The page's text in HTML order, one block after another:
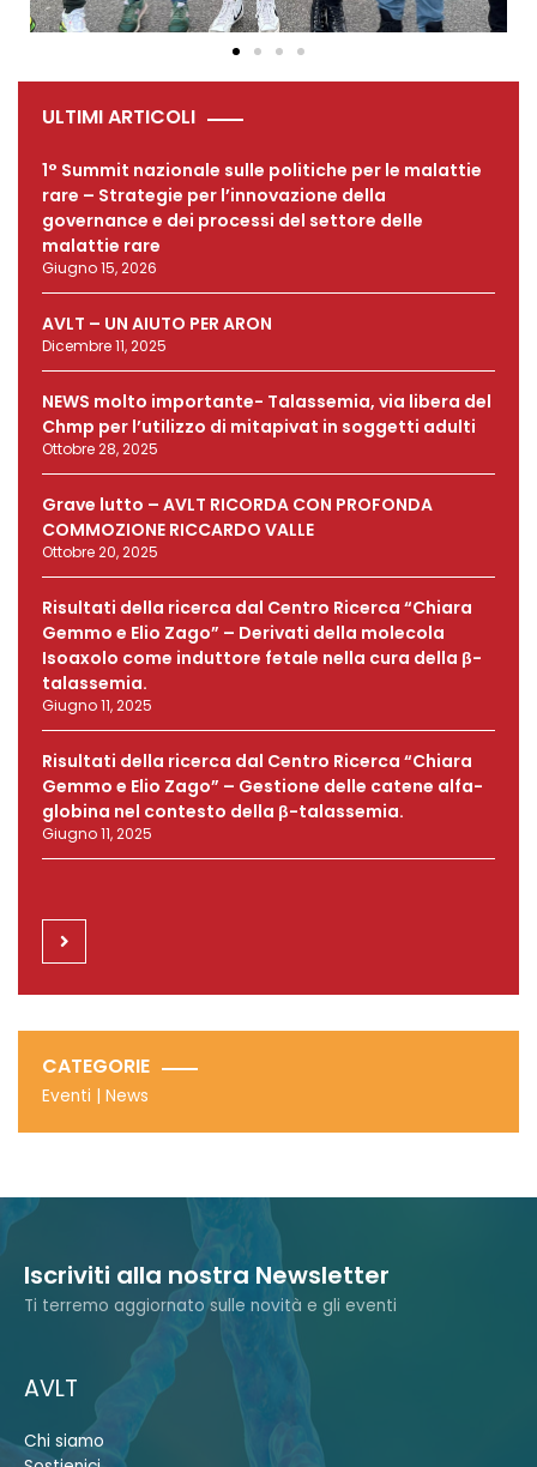
ULTIMI ARTICOLI
1° Summit nazionale sulle politiche per le malattie
rare – Strategie per l’innovazione della
governance e dei processi del settore delle
malattie rare
Giugno 15, 2026
AVLT – UN AIUTO PER ARON
Dicembre 11, 2025
NEWS molto importante- Talassemia, via libera del
Chmp per l’utilizzo di mitapivat in soggetti adulti
Ottobre 28, 2025
Grave lutto – AVLT RICORDA CON PROFONDA
COMMOZIONE RICCARDO VALLE
Ottobre 20, 2025
Risultati della ricerca dal Centro Ricerca “Chiara
Gemmo e Elio Zago” – Derivati della molecola
Isoaxolo come induttore fetale nella cura della β-
talassemia.
Giugno 11, 2025
Risultati della ricerca dal Centro Ricerca “Chiara
Gemmo e Elio Zago” – Gestione delle catene alfa-
globina nel contesto della β-talassemia.
Giugno 11, 2025
CATEGORIE
Eventi News
Iscriviti alla nostra Newsletter
Ti terremo aggiornato sulle novità e gli eventi
AVLT
Chi siamo